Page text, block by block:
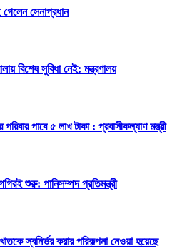
সেনাপ্রধান
বিশেষ সুবিধা নেই: মন্ত্রণালয়
পাবে ৫ লাখ টাকা : প্রবাসীকল্যাণ মন্ত্রী
শুরু: পানিসম্পদ প্রতিমন্ত্রী
স্বনির্ভর করার পরিকল্পনা নেওয়া হয়েছে